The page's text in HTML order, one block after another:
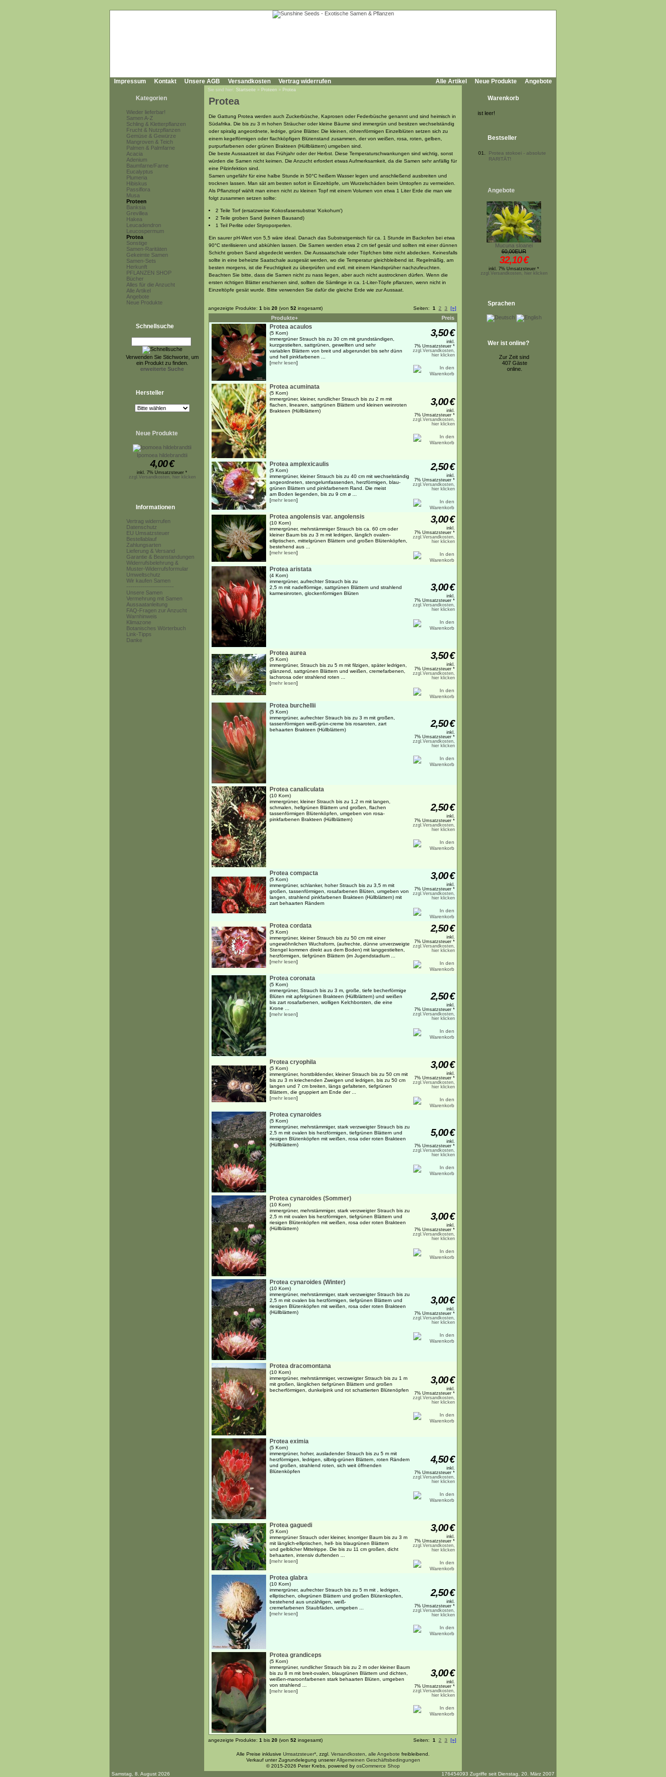
Impressum Kontakt Unsere AGB Versandkosten Vertrag widerrufen Alle Artikel Neue Produkte Angebote
Kategorien
Wieder lieferbar!
Samen A-Z
Schling & Kletterpflanzen
Frucht & Nutzpflanzen
Gemüse & Gewürze
Mangroven & Teich
Palmen & Palmfarne
Acacia
Adenium
Baumfarne/Farne
Eucalyptus
Plumeria
Hibiskus
Passiflora
Musa
Proteen
Banksia
Grevillea
Hakea
Leucadendron
Leucospermum
Protea
Sonstige
Samen-Raritäten
Gekeimte Samen
Samen-Sets
Herkunft
PFLANZEN SHOP
Bücher
Alles für die Anzucht
Alle Artikel
Angebote
Neue Produkte
Schnellsuche
Verwenden Sie Stichworte, um
ein Produkt zu finden.
erweiterte Suche
Hersteller
Neue Produkte
Ipomoea hildebrandtii
4,00€
inkl. 7% Umsatzsteuer *
zzgl.Versandkosten, hier klicken
Informationen
Vertrag widerrufen
Datenschutz
EU Umsatzsteuer
Bestellablauf
Zahlungsarten
Lieferung & Versand
Garantie & Beanstandungen
Widerrufsbelehrung &
Muster-Widerrufsformular
Umweltschutz
Wir kaufen Samen
------------------------
Unsere Samen
Vermehrung mit Samen
Aussaatanleitung
FAQ-Fragen zur Anzucht
Warnhinweis
Klimazone
Botanisches Wörterbuch
Link-Tipps
Danke
Sie sind hier: Startseite » Proteen » Protea
Protea
Die Gattung Protea werden auch Zuckerbüsche, Kaprosen oder Federbüsche genannt und sind heimisch in
Südafrika. Die bis zu 3 m hohen Sträucher oder kleine Bäume sind immergrün und besitzen wechselständig
oder spiralig angeordnete, ledrige, grüne Blätter. Die kleinen, röhrenförmigen Einzelblüten setzen sich zu
einem kegelförmigen oder flachköpfigen Blütenstand zusammen, der von weißen, rosa, roten, gelben,
purpurfarbenen oder grünen Brakteen (Hüllblättern) umgeben sind.
Die beste Aussaatzeit ist das Frühjahr oder der Herbst. Diese Temperaturschwankungen sind wichtig, sonst
würden die Samen nicht keimen. Die Anzucht erfordert etwas Aufmerksamkeit, da die Samen sehr anfällig für
eine Pilzinfektion sind.
Samen ungefähr für eine halbe Stunde in 50°C heißem Wasser legen und anschließend ausbreiten und
trocknen lassen. Man sät am besten sofort in Einzeltöpfe, um Wurzelschäden beim Umtopfen zu vermeiden.
Als Pflanztopf wählt man einen nicht zu kleinen Topf mit einem Volumen von etwa 1 Liter Erde die man wie
folgt zusammen setzen sollte:
2 Teile Torf (ersatzweise Kokosfasersubstrat 'Kokohum')
2 Teile groben Sand (keinen Bausand)
1 Teil Perlite oder Styroporperlen.
Ein saurer pH-Wert von 5,5 wäre ideal. Danach das Substratgemisch für ca. 1 Stunde im Backofen bei etwa
90°C sterilisieren und abkühlen lassen. Die Samen werden etwa 2 cm tief gesät und sollten mit einer dünnen
Schicht groben Sand abgedeckt werden. Die Aussaatschale oder Töpfchen bitte nicht abdecken. Keinesfalls
sollte in eine beheizte Saatschale ausgesät werden, wo die Temperatur gleichbleibend ist. Regelmäßig, am
besten morgens, ist die Feuchtigkeit zu überprüfen und evtl. mit einem Handsprüher nachzufeuchten.
Beachten Sie bitte, dass die Samen nicht zu nass liegen, aber auch nicht austrocknen dürfen. Wenn die
ersten richtigen Blätter erschienen sind, sollten die Sämlinge in ca. 1-Liter-Töpfe pflanzen, wenn nicht in
Einzeltöpfe gesät wurde. Bitte verwenden Sie dafür die gleiche Erde wie zur Aussaat.
angezeigte Produkte: 1 bis 20 (von 52 insgesamt) Seiten: 1 2 3 [»]
Produkte+ Preis
Protea acaulos
(5 Korn)
immergrüner Strauch bis zu 30 cm mit grundständigen,
kurzgestielten, sattgrünen, gewellten und sehr
variablen Blättern von breit und abgerundet bis sehr dünn
und hell pinkfarbenen ...
[mehr lesen]
3,50€
inkl.
7% Umsatzsteuer *
zzgl.Versandkosten,
hier klicken
Protea acuminata
(5 Korn)
immergrüner, kleiner, rundlicher Strauch bis zu 2 m mit
flachen, linearen, sattgrünen Blättern und kleinen weinroten
Brakteen (Hüllblättern)
3,00€
inkl.
7% Umsatzsteuer *
zzgl.Versandkosten,
hier klicken
Protea amplexicaulis
(5 Korn)
immergrüner, kleiner Strauch bis zu 40 cm mit wechselständig
angeordneten, stengelumfassenden, herzförmigen, blau-
grünen Blättern und pinkfarbenem Rand. Die meist
am Boden liegenden, bis zu 9 cm ø ...
[mehr lesen]
2,50€
inkl.
7% Umsatzsteuer *
zzgl.Versandkosten,
hier klicken
Protea angolensis var. angolensis
(10 Korn)
immergrüner, mehrstämmiger Strauch bis ca. 60 cm oder
kleiner Baum bis zu 3 m mit ledrigen, länglich ovalen-
elliptischen, mittelgrünen Blättern und großen Blütenköpfen,
bestehend aus ...
[mehr lesen]
3,00€
inkl.
7% Umsatzsteuer *
zzgl.Versandkosten,
hier klicken
Protea aristata
(4 Korn)
immergrüner, aufrechter Strauch bis zu
2,5 m mit nadelförmige, sattgrünen Blättern und strahlend
karmesinroten, glockenförmigen Blüten
3,00€
inkl.
7% Umsatzsteuer *
zzgl.Versandkosten,
hier klicken
Protea aurea
(5 Korn)
immergrüner, Strauch bis zu 5 m mit filzigen, später ledrigen,
glänzend, sattgrünen Blättern und weißen, cremefarbenen,
lachsrosa oder strahlend roten ...
[mehr lesen]
3,50€
inkl.
7% Umsatzsteuer *
zzgl.Versandkosten,
hier klicken
Protea burchellii
(5 Korn)
immergrüner, aufrechter Strauch bis zu 3 m mit großen,
tassenförmigen weiß-grün-creme bis rosaroten, zart
behaarten Brakteen (Hüllblättern)
2,50€
inkl.
7% Umsatzsteuer *
zzgl.Versandkosten,
hier klicken
Protea canaliculata
(10 Korn)
immergrüner, kleiner Strauch bis zu 1,2 m mit langen,
schmalen, hellgrünen Blättern und großen, flachen
tassenförmigen Blütenköpfen, umgeben von rosa-
pinkfarbenen Brakteen (Hüllblättern)
2,50€
inkl.
7% Umsatzsteuer *
zzgl.Versandkosten,
hier klicken
Protea compacta
(5 Korn)
immergrüner, schlanker, hoher Strauch bis zu 3,5 m mit
großen, tassenförmigen, rosafarbenen Blüten, umgeben von
langen, strahlend pinkfarbenen Brakteen (Hüllblättern) mit
zart behaarten Rändern
3,00€
inkl.
7% Umsatzsteuer *
zzgl.Versandkosten,
hier klicken
Protea cordata
(5 Korn)
immergrüner, kleiner Strauch bis zu 50 cm mit einer
ungewöhnlichen Wuchsform, (aufrechte, dünne unverzweigte
Stengel kommen direkt aus dem Boden) mit langgestielten,
herzförmigen, tiefgrünen Blättern (im Jugendstadium ...
[mehr lesen]
2,50€
inkl.
7% Umsatzsteuer *
zzgl.Versandkosten,
hier klicken
Protea coronata
(5 Korn)
immergrüner, Strauch bis zu 3 m, große, tiefe becherförmige
Blüten mit apfelgrünen Brakteen (Hüllblättern) und weißen
bis zart rosafarbenen, wolligen Kelchborsten, die eine
Krone ...
[mehr lesen]
2,50€
inkl.
7% Umsatzsteuer *
zzgl.Versandkosten,
hier klicken
Protea cryophila
(5 Korn)
immergrüner, horstbildender, kleiner Strauch bis zu 50 cm mit
bis zu 3 m kriechenden Zweigen und ledrigen, bis zu 50 cm
langen und 7 cm breiten, längs gefalteten, tiefgrünen
Blättern, die gruppiert am Ende der ...
[mehr lesen]
3,00€
inkl.
7% Umsatzsteuer *
zzgl.Versandkosten,
hier klicken
Protea cynaroides
(5 Korn)
immergrüner, mehrstämmiger, stark verzweigter Strauch bis zu
2,5 m mit ovalen bis herzförmigen, tiefgrünen Blättern und
riesigen Blütenköpfen mit weißen, rosa oder roten Brakteen
(Hüllblättern)
5,00€
inkl.
7% Umsatzsteuer *
zzgl.Versandkosten,
hier klicken
Protea cynaroides (Sommer)
(10 Korn)
immergrüner, mehrstämmiger, stark verzweigter Strauch bis zu
2,5 m mit ovalen bis herzförmigen, tiefgrünen Blättern und
riesigen Blütenköpfen mit weißen, rosa oder roten Brakteen
(Hüllblättern)
3,00€
inkl.
7% Umsatzsteuer *
zzgl.Versandkosten,
hier klicken
Protea cynaroides (Winter)
(10 Korn)
immergrüner, mehrstämmiger, stark verzweigter Strauch bis zu
2,5 m mit ovalen bis herzförmigen, tiefgrünen Blättern und
riesigen Blütenköpfen mit weißen, rosa oder roten Brakteen
(Hüllblättern)
3,00€
inkl.
7% Umsatzsteuer *
zzgl.Versandkosten,
hier klicken
Protea dracomontana
(10 Korn)
immergrüner, mehrstämmiger, verzweigter Strauch bis zu 1 m
mit großen, länglichen tiefgrünen Blättern und großen
becherförmigen, dunkelpink und rot schattierten Blütenöpfen
3,00€
inkl.
7% Umsatzsteuer *
zzgl.Versandkosten,
hier klicken
Protea eximia
(5 Korn)
immergrüner, hoher, ausladender Strauch bis zu 5 m mit
herzförmigen, ledrigen, silbrig-grünen Blättern, roten Rändern
und großen, strahlend roten, sich weit öffnenden
Blütenköpfen
4,50€
inkl.
7% Umsatzsteuer *
zzgl.Versandkosten,
hier klicken
Protea gaguedi
(5 Korn)
immergrüner Strauch oder kleiner, knorriger Baum bis zu 3 m
mit länglich-elliptischen, hell- bis blaugrünen Blättern
und gelblicher Mittelrippe. Die bis zu 11 cm großen, dicht
behaarten, intensiv duftenden ...
[mehr lesen]
3,00€
inkl.
7% Umsatzsteuer *
zzgl.Versandkosten,
hier klicken
Protea glabra
(10 Korn)
immergrüner, aufrechter Strauch bis zu 5 m mit , ledrigen,
elliptischen, olivgrünen Blättern und großen Blütenkopfen,
bestehend aus unzähligen, weiß-
cremefarbenen Staubfäden, umgeben ...
[mehr lesen]
2,50€
inkl.
7% Umsatzsteuer *
zzgl.Versandkosten,
hier klicken
Protea grandiceps
(5 Korn)
immergrüner, rundlicher Strauch bis zu 2 m oder kleiner Baum
bis zu 8 m mit breit-ovalen, blaugrünen Blättern und dichten,
weißen-maroonfarbenen stark behaarten Blüten, umgeben
von strahlend ...
[mehr lesen]
3,00€
inkl.
7% Umsatzsteuer *
zzgl.Versandkosten,
hier klicken
angezeigte Produkte: 1 bis 20 (von 52 insgesamt) Seiten: 1 2 3 [»]
Warenkorb
ist leer!
Bestseller
01.
Protea stokoei - absolute
RARITÄT!
Angebote
Mucuna sloanei
60,00EUR
32,10€
inkl. 7% Umsatzsteuer *
zzgl.Versandkosten, hier klicken
Sprachen
Wer ist online?
Zur Zeit sind
407 Gäste
online.
Alle Preise inklusive Umsatzsteuer* , zzgl. Versandkosten alle Angebote freibleibend.
Verkauf unter Zugrundelegung unsererAllgemeinen Geschäftsbedingungen
© 2015-2026 Peter Krebs, powered by osCommerce Shop
Samstag, 8. August 2026
176454093 Zugriffe seit Dienstag, 20. März 2007